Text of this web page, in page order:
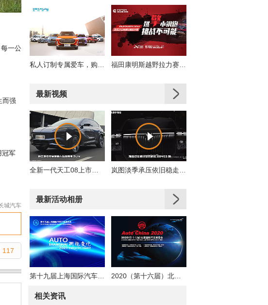
一公
强
军
城汽车
117
福田康明斯越野拉力赛车队出征2019丝绸之路拉力赛
最新视频
全新一代天工08上市，高端配置大众化，重新定义性价比 岚图淡季承压依旧稳走，累计交付同比增31%
最新活动相册
第十九届上海国际汽车工业展览会 2020（第十六届）北京国际汽车展览会
相关资讯